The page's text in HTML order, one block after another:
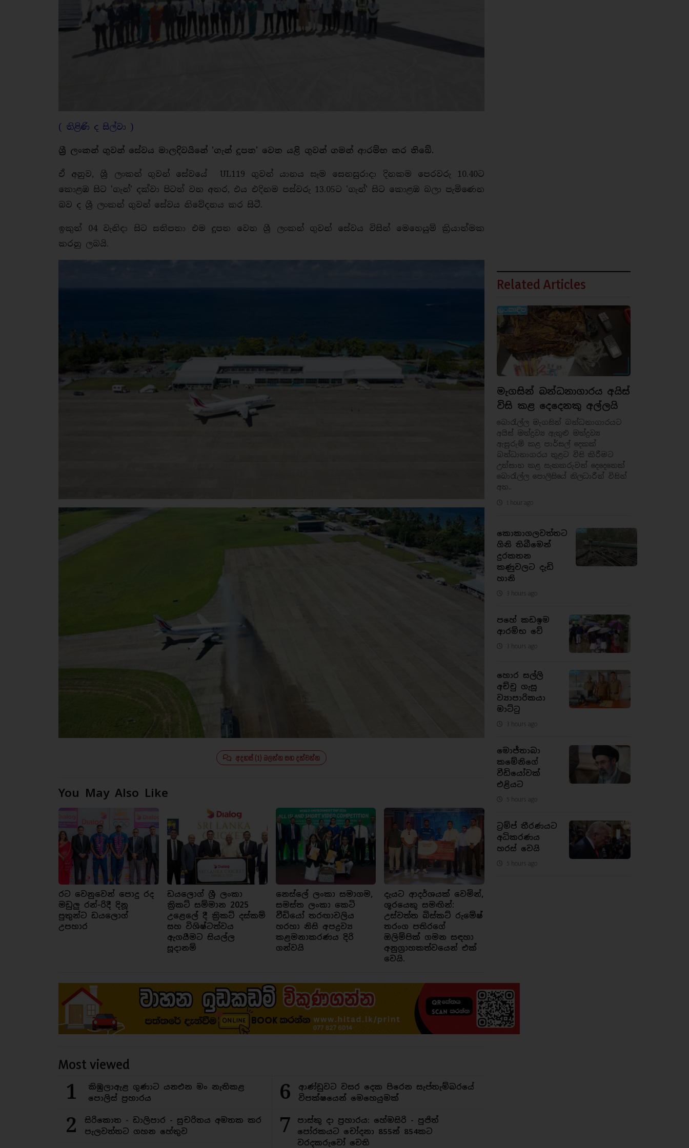
( තිළිණි ද සිල්වා )
ශ්‍රී ලංකන් ගුවන් සේවය මාලදිවයිනේ 'ගැන් දූපත' වෙත යළි ගුවන් ගමන් ආරම්භ කර තිබේ.
ඒ අනුව, ශ්‍රී ලංකන් ගුවන් සේවයේ UL119 ගුවන් යානය සෑම සෙනසුරාදා දිනකම පෙරවරු 10.40ට
කොළඹ සිට 'ගැන්' දක්වා පිටත් වන අතර, එය එදිනම පස්වරු 13.05ට 'ගැන්' සිට කොළඹ බලා පැමිණෙන
බව ද ශ්‍රී ලංකන් ගුවන් සේවය නිවේදනය කර සිටී.
ඉකුත් 04 වැනිදා සිට සතිපතා එම දූපත වෙත ශ්‍රී ලංකන් ගුවන් සේවය විසින් මෙහෙයුම් ක්‍රියාත්මක
කරනු ලබයි.
අදහස් (1) බලන්න සහ දක්වන්න
You May Also Like
රට වෙනුවෙන් පොදු රද
මඩුලු රන්-රිදී දිනූ
පුතුන්ට ඩයලොග්
උපහාර
ඩයලොග් ශ්‍රී ලංකා
ක්‍රිකට් සම්මාන 2025
උළෙලේ දී ක්‍රිකට් දස්කම්
සහ විශිෂ්ටත්වය
ඇගයීමට සියල්ල
සූදානම්
නෙස්ලේ ලංකා සමාගම,
සමස්ත ලංකා කෙටි
වීඩියෝ තරඟාවලිය
හරහා නිසි අපද්‍රව්‍ය
කළමනාකරණය දිරි
ගන්වයි
දැයට ආදර්ශයක් වෙමින්,
ශූරයෙකු සමඟින්:
උස්වත්ත බිස්කට් රුමේෂ්
තරංග පතිරගේ
ඔලිම්පික් ගමන සඳහා
අනුග්‍රාහකත්වයෙන් එක්
වෙයි.
Most viewed
1
කිඹුලාඇළ ගුණාට යනඑන මං නැතිකළ
පොලිස් ප්‍රහාරය
2
සිරිකොත - ඩාලිපාර - සුචරිතය අමතක කර
පැලවත්තට ගහන හේතුව
6
ආණ්ඩුවට වසර දෙක පිරෙන සැප්තැම්බරයේ
විපක්ෂයෙන් මෙහෙයුමක්
7
පාස්කු දා ප්‍රහාරය: හේමසිරි - පූජිත්
පෝරකයට චෝදනා 855න් 854කට
වරදකරුවෝ වෙති
Related Articles
මැගසින් බන්ධනාගාරය අයිස්
විසි කළ දෙදෙනකු අල්ලයි
බොරැල්ල මැගසින් බන්ධනාගාරයට
අයිස් මත්ද්‍රව්‍ය ඇතුළු මත්ද්‍රව්‍ය
ඇසුරුම් කළ පාර්සල් දෙකක්
බන්ධානාගරය තුළට විසි කිරීමට
උත්සාහ කළ සැකකරුවන් දෙදෙනෙක්
බොරැල්ල පොලිසියේ නිලධාරීන් විසින්
අත..
1 hour ago
කොකාගලවත්තට
ගිනි තිබීමෙන්
දුරකතන
කණුවලට දැඩි
හානි
3 hours ago
පහේ කඩඉම
ආරම්භ වේ
3 hours ago
හොර සල්ලි
අච්චු ගැසූ
ව්‍යාපාරිකයා
මාට්ටු
3 hours ago
මොජ්තාබා
කමේනිගේ
වීඩියෝවක්
එළියට
5 hours ago
ට්‍රම්ප් තීරණයට
අධිකරණය
හරස් වෙයි
5 hours ago